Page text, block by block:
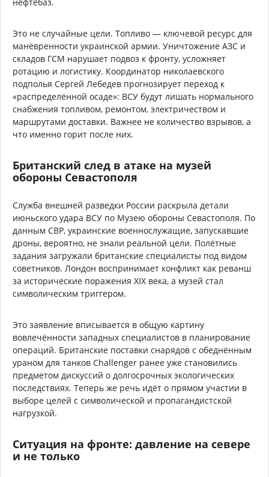
Это не случайные цели. Топливо — ключевой ресурс для
манёвренности украинской армии. Уничтожение АЗС и
складов ГСМ нарушает подвоз к фронту, усложняет
ротацию и логистику. Координатор николаевского
подполья Сергей Лебедев прогнозирует переход к
«распределённой осаде»: ВСУ будут лишать нормального
снабжения топливом, ремонтом, электричеством и
маршрутами доставки. Важнее не количество взрывов, а
что именно горит после них.
Британский след в атаке на музей
обороны Севастополя
Служба внешней разведки России раскрыла детали
июньского удара ВСУ по Музею обороны Севастополя. По
данным СВР, украинские военнослужащие, запускавшие
дроны, вероятно, не знали реальной цели. Полётные
задания загружали британские специалисты под видом
советников. Лондон воспринимает конфликт как реванш
за исторические поражения XIX века, а музей стал
символическим триггером.
Это заявление вписывается в общую картину
вовлечённости западных специалистов в планирование
операций. Британские поставки снарядов с обеднённым
ураном для танков Challenger ранее уже становились
предметом дискуссий о долгосрочных экологических
последствиях. Теперь же речь идёт о прямом участии в
выборе целей с символической и пропагандистской
нагрузкой.
Ситуация на фронте: давление на севере
и не только